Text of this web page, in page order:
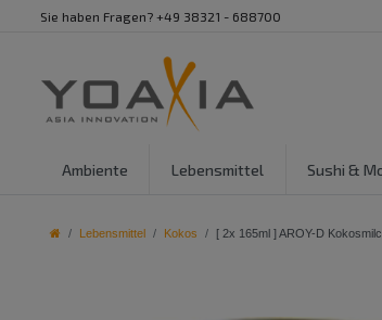
Sie haben Fragen? +49 38321 - 688700
Ambiente Lebensmittel Sushi &
Lebensmittel Kokos [ 2x 165ml ] AROY-D